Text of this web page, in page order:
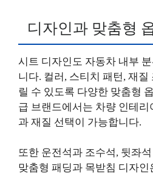
디자인과 맞춤형
시트 디자인도 자동차 내부
니다. 컬러, 스티치 패턴, 재
릴 수 있도록 다양한 맞춤형
급 브랜드에서는 차량 인테
과 재질 선택이 가능합니다.
또한 운전석과 조수석, 뒷좌
맞춤형 패딩과 목받침 디자